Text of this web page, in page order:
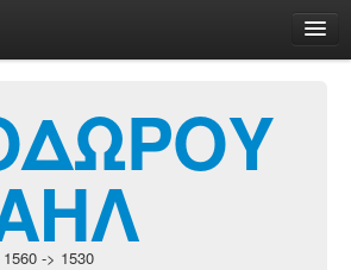
1560 -> 1530